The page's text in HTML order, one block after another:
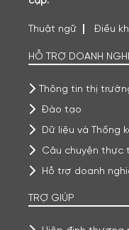
Thuật ngữ Điều
HỖ TRỢ DOANH
Thông tin thị
Đào tạo
Dữ liệu và Thống
Câu chuyện thực
Hỗ trợ doanh
TRỢ GIÚP